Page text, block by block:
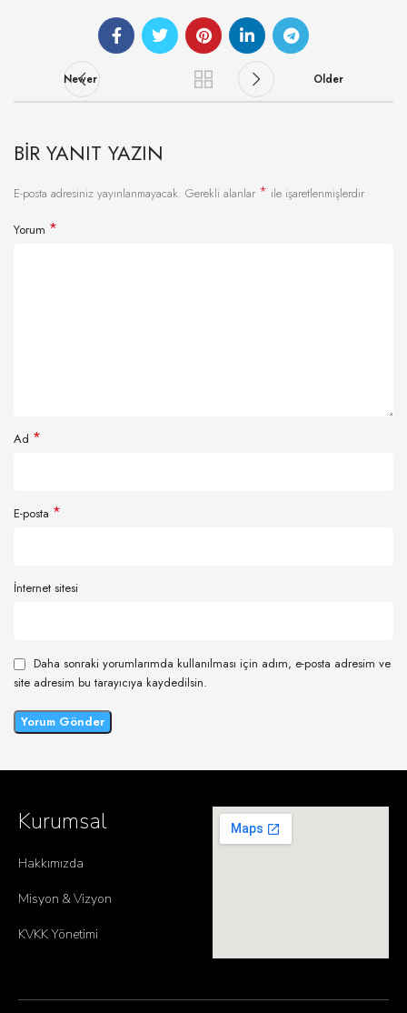
Newer Older
BIR YANIT YAZIN
E-posta adresiniz yayınlanmayacak. Gerekli alanlar * ile işaretlenmişlerdir
Yorum *
Ad *
E-posta *
İnternet sitesi
Daha sonraki yorumlarımda kullanılması için adım, e-posta adresim ve
site adresim bu tarayıcıya kaydedilsin.
Kurumsal
Hakkımızda
Misyon & Vizyon
KVKK Yönetimi